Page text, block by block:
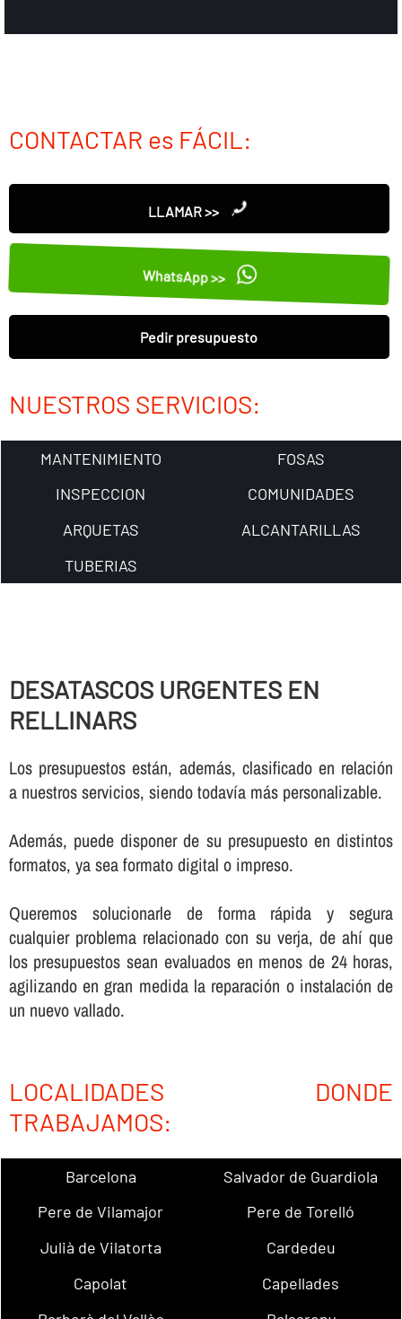
CONTACTAR es FÁCIL:
LLAMAR >>
WhatsApp >>
Pedir presupuesto
NUESTROS SERVICIOS:
MANTENIMIENTO
FOSAS
INSPECCION
COMUNIDADES
ARQUETAS
ALCANTARILLAS
TUBERIAS
DESATASCOS URGENTES EN
RELLINARS
Los presupuestos están, además, clasificado en relación
a nuestros servicios, siendo todaví­a más personalizable.
Además, puede disponer de su presupuesto en distintos
formatos, ya sea formato digital o impreso.
Queremos solucionarle de forma rápida y segura
cualquier problema relacionado con su verja, de ahí­ que
los presupuestos sean evaluados en menos de 24 horas,
agilizando en gran medida la reparación o instalación de
un nuevo vallado.
LOCALIDADES DONDE
TRABAJAMOS:
Barcelona
Salvador de Guardiola
Pere de Vilamajor
Pere de Torelló
Julià de Vilatorta
Cardedeu
Capolat
Capellades